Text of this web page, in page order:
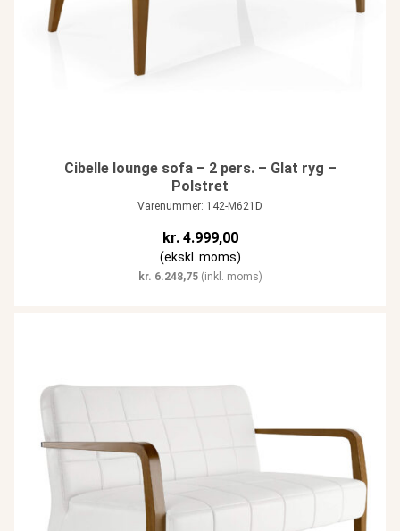
Cibelle lounge sofa – 2 pers. – Glat ryg –
Polstret
Varenummer: 142-M621D
kr.4.999,00
(ekskl. moms)
kr. 6.248,75(inkl. moms)